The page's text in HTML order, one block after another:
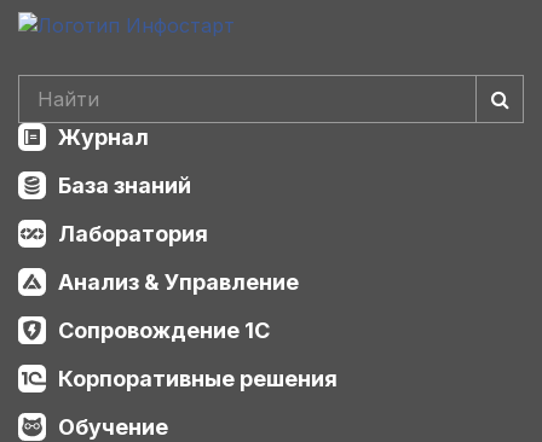
Журнал
База знаний
Лаборатория
Анализ & Управление
Сопровождение 1С
Корпоративные решения
Обучение